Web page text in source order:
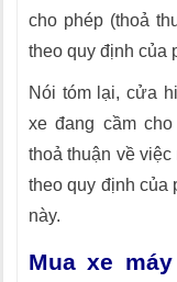
cho phép (thoả
theo quy định của
Nói tóm lại, cửa
xe đang cầm
thoả thuận về
theo quy định của
này.
Mua xe